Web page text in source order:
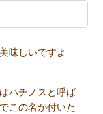
味しいですよ
ハチノスと呼ば
この名が付いた